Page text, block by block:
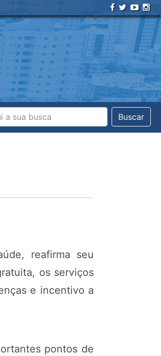
Buscar
reafirma seu
os serviços
e incentivo a
pontos de